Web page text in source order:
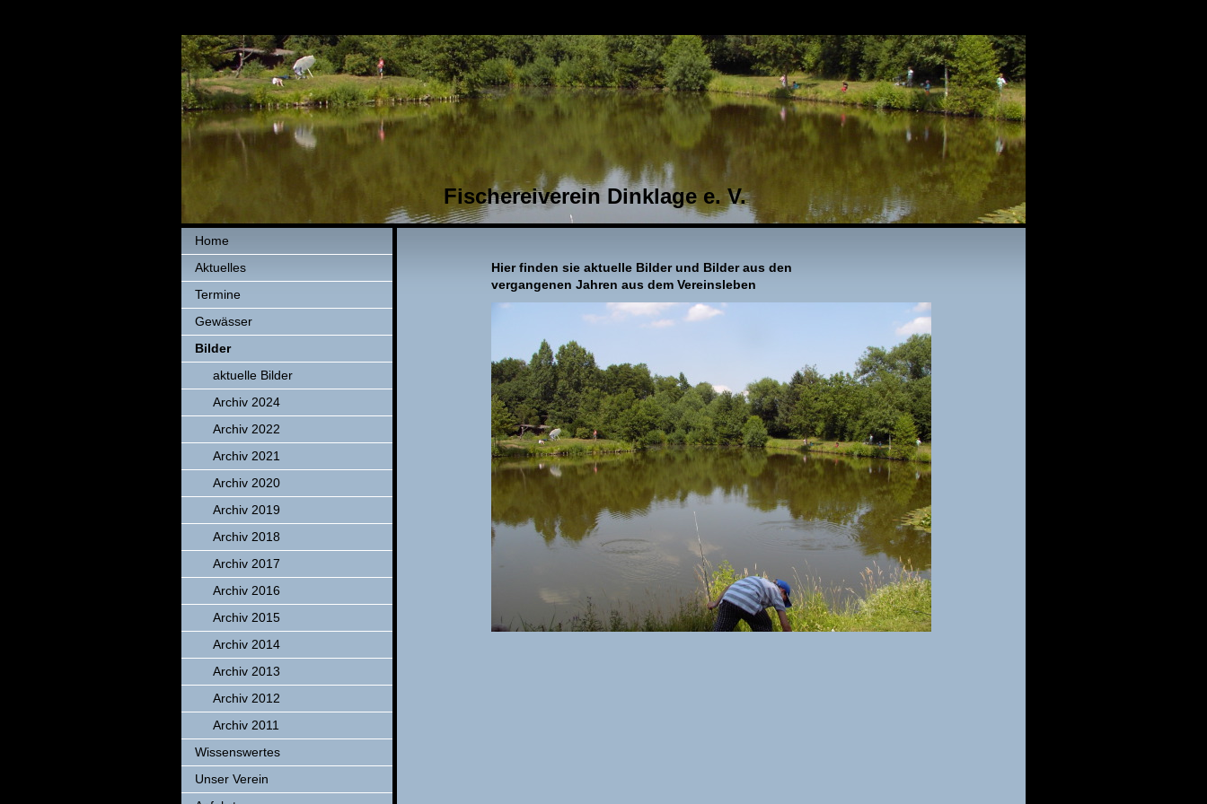
Fischereiverein Dinklage e. V.
Home
Aktuelles
Termine
Gewässer
Bilder
aktuelle Bilder
Archiv 2024
Archiv 2022
Archiv 2021
Archiv 2020
Archiv 2019
Archiv 2018
Archiv 2017
Archiv 2016
Archiv 2015
Archiv 2014
Archiv 2013
Archiv 2012
Archiv 2011
Wissenswertes
Unser Verein
Hier finden sie aktuelle Bilder und Bilder aus den
vergangenen Jahren aus dem Vereinsleben